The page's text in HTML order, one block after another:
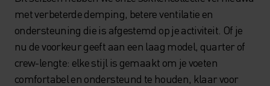
met verbeterde demping, betere ventilatie en
ondersteuning die is afgestemd op je activiteit. Of je
nu de voorkeur geeft aan een laag model, quarter of
crew-lengte: elke stijl is gemaakt om je voeten
comfortabel en ondersteund te houden, klaar voor